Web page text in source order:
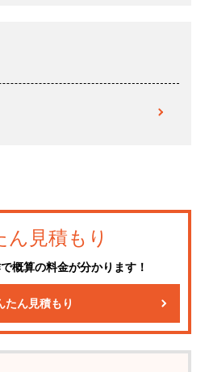
ん見積もり
概算の料金が分かります！
たん見積もり